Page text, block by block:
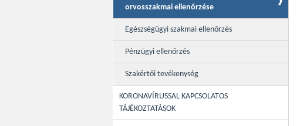
orvosszakmai ellenőrzése
Egészségügyi szakmai ellenőrzés
Pénzügyi ellenőrzés
Szakértői tevékenység
KORONAVÍRUSSAL KAPCSOLATOS
TÁJÉKOZTATÁSOK